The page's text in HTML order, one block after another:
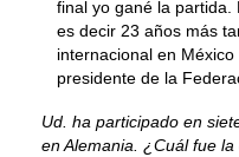
final yo gané la partida.
es decir 23 años más
internacional en
presidente de la
Ud. ha participado en
en Alemania. ¿Cuál fue